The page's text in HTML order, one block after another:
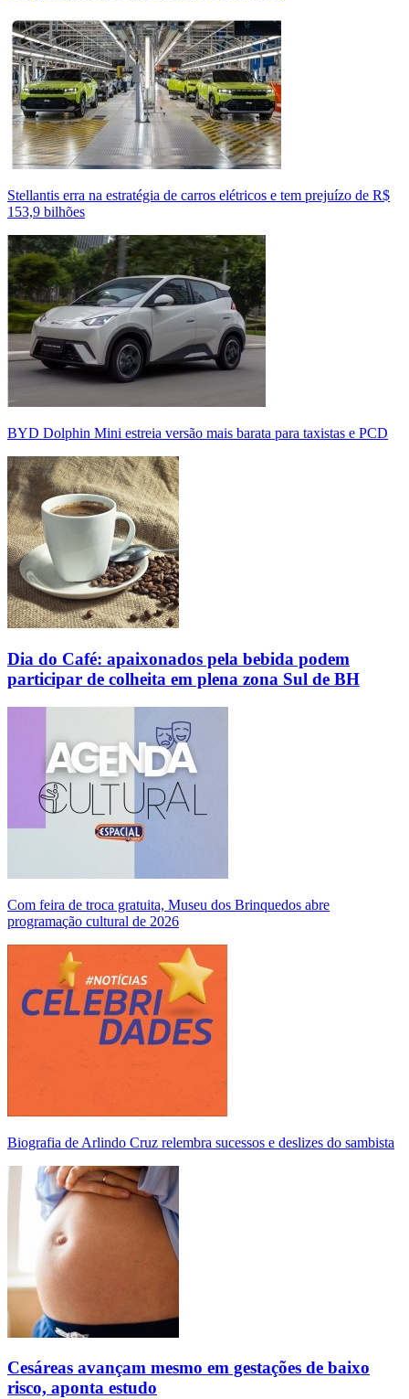
Stellantis erra na estratégia de carros elétricos e tem prejuízo de R$
153,9 bilhões
BYD Dolphin Mini estreia versão mais barata para taxistas e PCD
Dia do Café: apaixonados pela bebida podem
participar de colheita em plena zona Sul de BH
Com feira de troca gratuita, Museu dos Brinquedos abre
programação cultural de 2026
Biografia de Arlindo Cruz relembra sucessos e deslizes do sambista
Cesáreas avançam mesmo em gestações de baixo
risco, aponta estudo